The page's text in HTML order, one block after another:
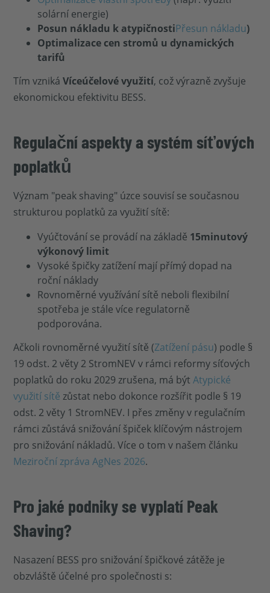
solární energie)
Posun nákladu k atypičnostiPřesun nákladu)
Optimalizace cen stromů u dynamických
tarifů
Tím vznikáVíceúčelové využití, což výrazně zvyšuje
ekonomickou efektivitu BESS.
Regulační aspekty a systém síťových
poplatků
Význam "peak shaving" úzce souvisí se současnou
strukturou poplatků za využití sítě:
Vyúčtování se provádí na základě 15minutový
výkonový limit
Vysoké špičky zatížení mají přímý dopad na
roční náklady
Rovnoměrné využívání sítě neboli flexibilní
spotřeba je stále více regulatorně
podporována.
Ačkoli rovnoměrné využití sítě (Zatížení pásu) podle §
19 odst. 2 věty 2 StromNEV v rámci reformy síťových
poplatků do roku 2029 zrušena, má býtAtypické
využití sítě zůstat nebo dokonce rozšířit podle § 19
odst. 2 věty 1 StromNEV. I přes změny v regulačním
rámci zůstává snižování špiček klíčovým nástrojem
pro snižování nákladů. Více o tom v našem článku
Meziroční zpráva AgNes 2026.
Pro jaké podniky se vyplatí Peak
Shaving?
Nasazení BESS pro snižování špičkové zátěže je
obzvláště účelné pro společnosti s: